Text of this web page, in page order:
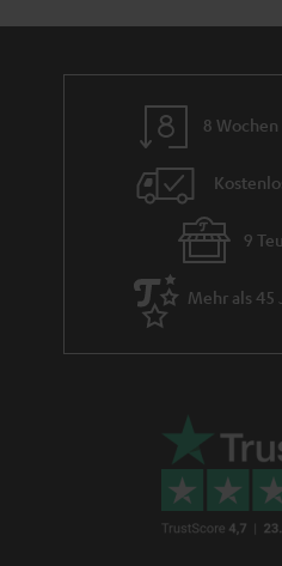
m
8
9
Mehr als 45